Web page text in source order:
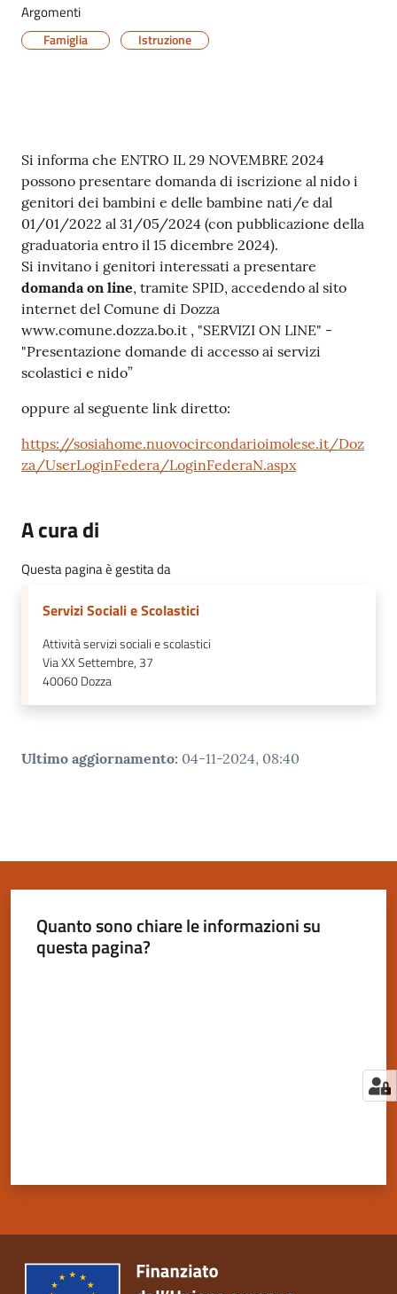
Seguici
Argomenti
Famiglia Istruzione
Contenuto
Si informa che ENTRO IL 29 NOVEMBRE 2024
possono presentare domanda di iscrizione al nido i
genitori dei bambini e delle bambine nati/e dal
01/01/2022 al 31/05/2024 (con pubblicazione della
graduatoria entro il 15 dicembre 2024).
Si invitano i genitori interessati a presentare
domanda on line, tramite SPID, accedendo al sito
internet del Comune di Dozza
www.comune.dozza.bo.it , "SERVIZI ON LINE" -
"Presentazione domande di accesso ai servizi
scolastici e nido”
oppure al seguente link diretto:
https://sosiahome.nuovocircondarioimolese.it/Doz
za/UserLoginFedera/LoginFederaN.aspx
A cura di
Questa pagina è gestita da
Servizi Sociali e Scolastici
Attività servizi sociali e scolastici
Via XX Settembre, 37
40060Dozza
Ultimo aggiornamento: 04-11-2024, 08:40
Quanto sono chiare le informazioni su
questa pagina?